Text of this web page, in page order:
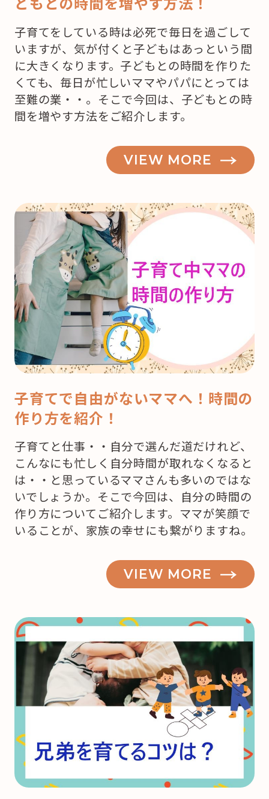
子育てをしている時は必死で毎日を過ごして
いますが、気が付くと子どもはあっという間
に大きくなります。子どもとの時間を作りた
くても、毎日が忙しいママやパパにとっては
至難の業・・。そこで今回は、子どもとの時
間を増やす方法をご紹介します。
VIEW MORE
子育てで自由がないママへ！時間の
作り方を紹介！
子育てと仕事・・自分で選んだ道だけれど、
こんなにも忙しく自分時間が取れなくなると
は・・と思っているママさんも多いのではな
いでしょうか。そこで今回は、自分の時間の
作り方についてご紹介します。ママが笑顔で
いることが、家族の幸せにも繋がりますね。
VIEW MORE